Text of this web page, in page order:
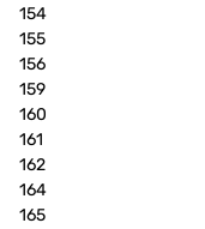
154
155
156
159
160
161
162
164
165